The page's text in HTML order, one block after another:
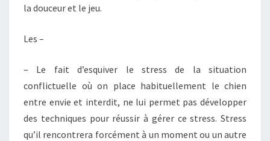
la douceur et le jeu.
Les –
– Le fait d’esquiver le stress de la situation
conflictuelle où on place habituellement le chien
entre envie et interdit, ne lui permet pas développer
des techniques pour réussir à gérer ce stress. Stress
qu’il rencontrera forcément à un moment ou un autre